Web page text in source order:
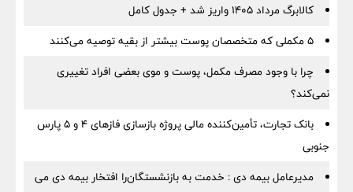
کالابرگ مرداد ۱۴۰۵ واریز شد + جدول کامل
۵ مکملی که متخصصان پوست بیشتر از بقیه توصیه می‌کنند
چرا با وجود مصرف مکمل، پوست و موی بعضی افراد تغییری
نمی‌کند؟
بانک تجارت، تأمین‌کننده مالی پروژه بازسازی فازهای ۴ و ۵ پارس
جنوبی
مدیرعامل بیمه دی : خدمت به بازنشستگان‌را افتخار بیمه دی می